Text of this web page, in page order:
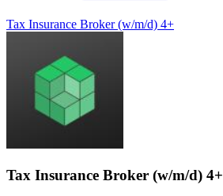
Tax Insurance Broker (w/m/d) 4+
Tax Insurance Broker (w/m/d) 4+